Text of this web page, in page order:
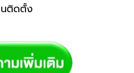
นติดตั้ง